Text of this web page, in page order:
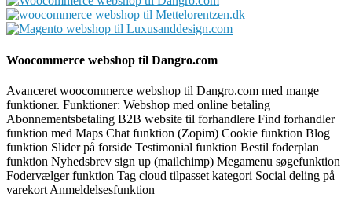
Woocommerce webshop til Dangro.com
Avanceret woocommerce webshop til Dangro.com med mange
funktioner. Funktioner: Webshop med online betaling
Abonnementsbetaling B2B website til forhandlere Find forhandler
funktion med Maps Chat funktion (Zopim) Cookie funktion Blog
funktion Slider på forside Testimonial funktion Bestil foderplan
funktion Nyhedsbrev sign up (mailchimp) Megamenu søgefunktion
Fodervælger funktion Tag cloud tilpasset kategori Social deling på
varekort Anmeldelsesfunktion